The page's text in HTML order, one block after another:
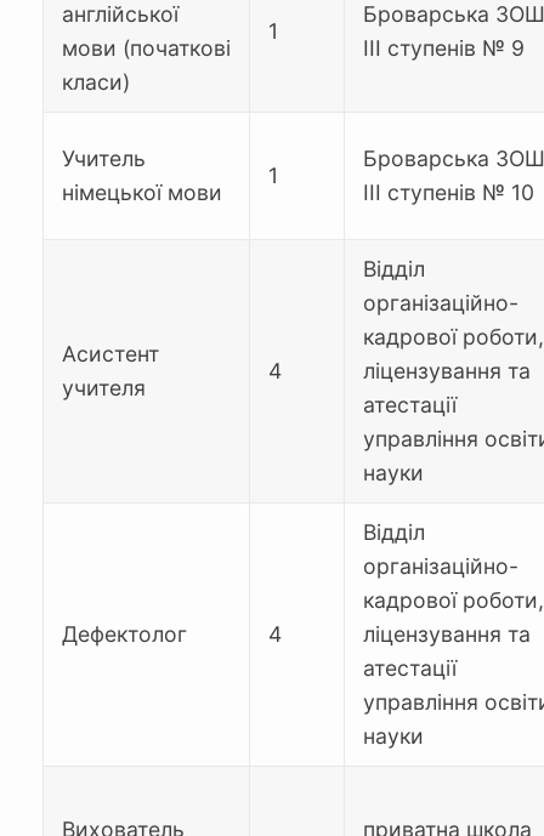
англійської
мови (початкові
класи)
1
Броварська
ІІІ ступенів № 9
Учитель
німецької мови
1
Броварська
ІІІ ступенів № 10
Асистент
учителя
4
Відділ
організаційно-
кадрової роботи,
ліцензування та
атестації
управління
науки
Дефектолог 4
Відділ
організаційно-
кадрової роботи,
ліцензування та
атестації
управління
науки
Вихователь приватна школа